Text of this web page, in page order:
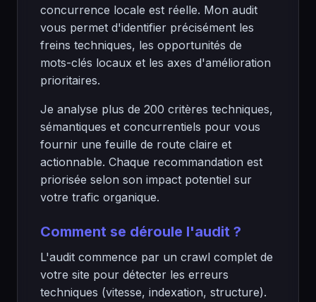
concurrence locale est réelle. Mon audit
vous permet d'identifier précisément les
freins techniques, les opportunités de
mots-clés locaux et les axes d'amélioration
prioritaires.
Je analyse plus de 200 critères techniques,
sémantiques et concurrentiels pour vous
fournir une feuille de route claire et
actionnable. Chaque recommandation est
priorisée selon son impact potentiel sur
votre trafic organique.
Comment se déroule l'audit ?
L'audit commence par un crawl complet de
votre site pour détecter les erreurs
techniques (vitesse, indexation, structure).